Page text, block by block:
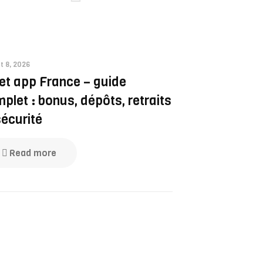
8, 2026
app France – guide
: bonus, dépôts, retraits
Read more